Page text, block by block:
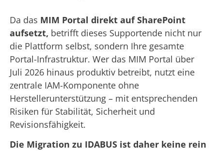
Da das MIM Portal direkt auf SharePoint
aufsetzt, betrifft dieses Supportende nicht nur
die Plattform selbst, sondern Ihre gesamte
Portal-Infrastruktur. Wer das MIM Portal über
Juli 2026 hinaus produktiv betreibt, nutzt eine
zentrale IAM-Komponente ohne
Herstellerunterstützung – mit entsprechenden
Risiken für Stabilität, Sicherheit und
Revisionsfähigkeit.
Die Migration zu IDABUS ist daher keine rein